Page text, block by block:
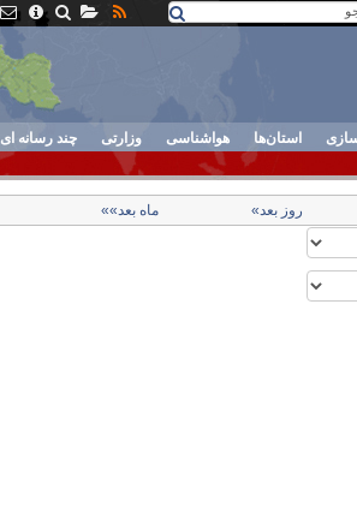
استان‌ها هواشناسی وزارتی چند رسانه ای
روز بعد» ماه بعد»»